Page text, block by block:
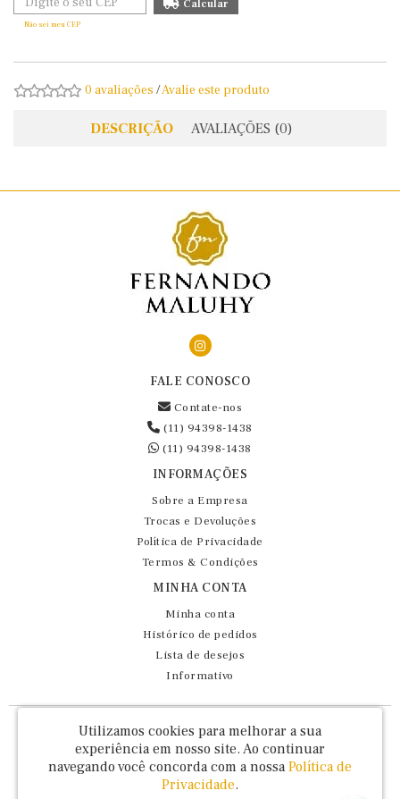
Não sei meu CEP
0 avaliações /Avalie este produto
DESCRIÇÃO AVALIAÇÕES (0)
FALE CONOSCO
Contate-nos
(11) 94398-1438
(11) 94398-1438
INFORMAÇÕES
Sobre a Empresa
Trocas e Devoluções
Política de Privacidade
Termos & Condições
MINHA CONTA
Minha conta
Histórico de pedidos
Lista de desejos
Informativo
Fernando Maluhy Cia Ltda - CNPJ: 60.458.825/0001-86
Rua Dr Euclydes da Cunha, 47 - Brás - São Paulo / SP - CEP 03016-030
Utilizamos cookies para melhorar a sua
experiência em nosso site. Ao continuar
navegando você concorda com a nossa Política de
Privacidade.